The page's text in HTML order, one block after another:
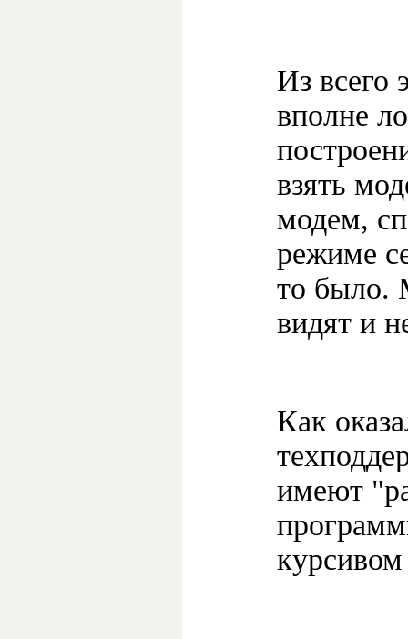
Из всего
вполне
взять
модем,
режиме
то было.
видят и
Как
имеют